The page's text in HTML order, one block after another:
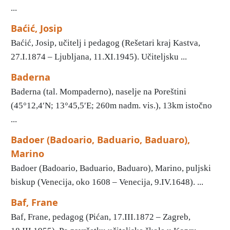
...
Baćić, Josip
Baćić, Josip, učitelj i pedagog (Rešetari kraj Kastva,
27.I.1874 – Ljubljana, 11.XI.1945). Učiteljsku ...
Baderna
Baderna (tal. Mompaderno), naselje na Poreštini
(45°12,4′N; 13°45,5′E; 260m nadm. vis.), 13km istočno
...
Badoer (Badoario, Baduario, Baduaro),
Marino
Badoer (Badoario, Baduario, Baduaro), Marino, puljski
biskup (Venecija, oko 1608 – Venecija, 9.IV.1648). ...
Baf, Frane
Baf, Frane, pedagog (Pićan, 17.III.1872 – Zagreb,